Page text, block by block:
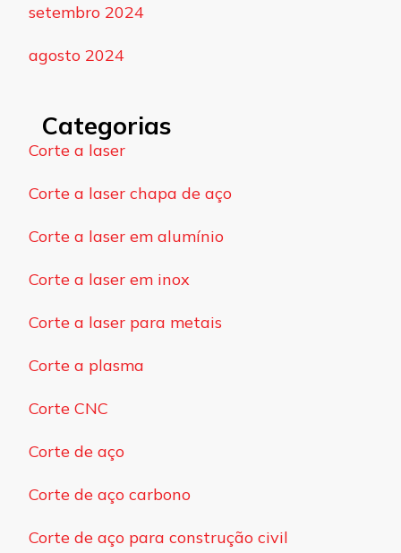
setembro 2024
agosto 2024
Categorias
Corte a laser
Corte a laser chapa de aço
Corte a laser em alumínio
Corte a laser em inox
Corte a laser para metais
Corte a plasma
Corte CNC
Corte de aço
Corte de aço carbono
Corte de aço para construção civil